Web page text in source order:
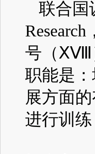
联合国
Research
号 （ⅩⅧ
职能是
展方面
进行训